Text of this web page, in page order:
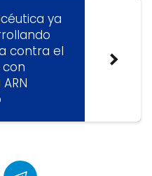
ya
contra el